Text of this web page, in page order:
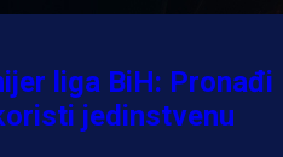
liga BiH: Pronađi
jedinstvenu